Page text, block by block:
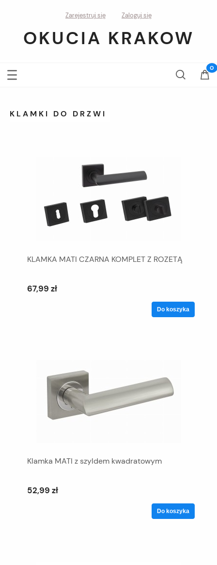
Zarejestruj się Zaloguj się
OKUCIA KRAKOW
KLAMKI DO DRZWI
KLAMKA MATI CZARNA KOMPLET Z ROZETĄ
67,99 zł
Do koszyka
Klamka MATI z szyldem kwadratowym
52,99 zł
Do koszyka